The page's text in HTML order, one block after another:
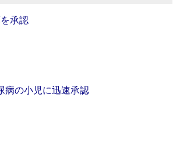
承認
病の小児に迅速承認